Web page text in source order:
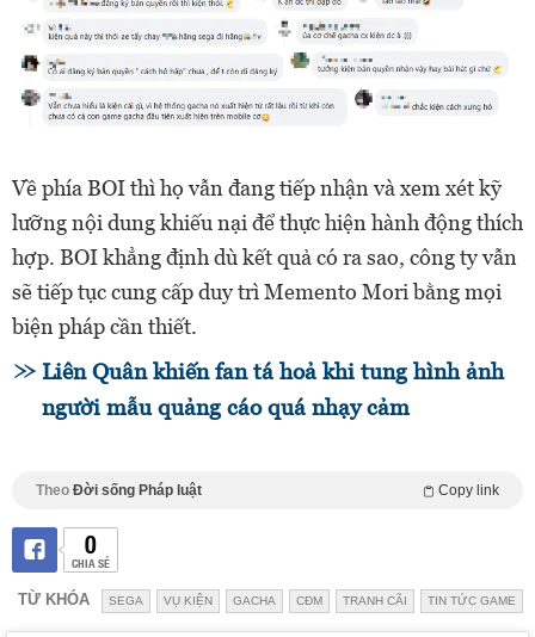
Về phía BOI thì họ vẫn đang tiếp nhận và xem xét kỹ
lưỡng nội dung khiếu nại để thực hiện hành động thích
hợp. BOI khẳng định dù kết quả có ra sao, công ty vẫn
sẽ tiếp tục cung cấp duy trì Memento Mori bằng mọi
biện pháp cần thiết.
Liên Quân khiến fan tá hoả khi tung hình ảnh
người mẫu quảng cáo quá nhạy cảm
Theo Đời sống Pháp luật Copy link
0
CHIA SẺ
TỪ KHÓA SEGA VỤ KIỆN GACHA CĐM TRANH CÃI TIN TỨC GAME